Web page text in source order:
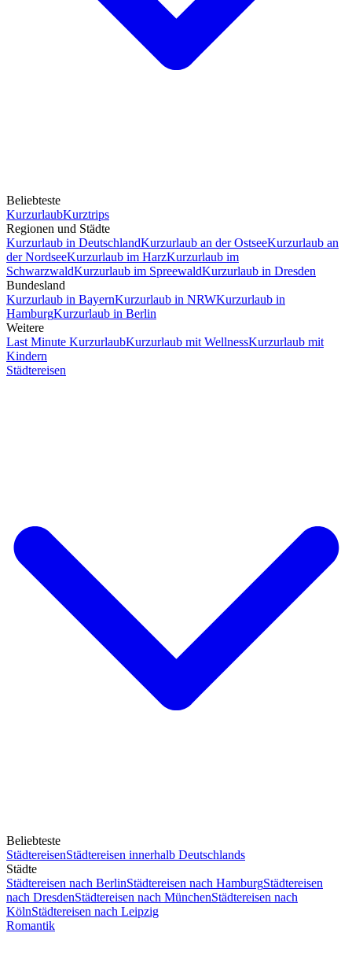
Beliebteste
KurzurlaubKurztrips
Regionen und Städte
Kurzurlaub in DeutschlandKurzurlaub an der OstseeKurzurlaub an
der NordseeKurzurlaub im HarzKurzurlaub im
SchwarzwaldKurzurlaub im SpreewaldKurzurlaub in Dresden
Bundesland
Kurzurlaub in BayernKurzurlaub in NRWKurzurlaub in
HamburgKurzurlaub in Berlin
Weitere
Last Minute KurzurlaubKurzurlaub mit WellnessKurzurlaub mit
Kindern
Städtereisen
Beliebteste
StädtereisenStädtereisen innerhalb Deutschlands
Städte
Städtereisen nach BerlinStädtereisen nach HamburgStädtereisen
nach DresdenStädtereisen nach MünchenStädtereisen nach
KölnStädtereisen nach Leipzig
Romantik